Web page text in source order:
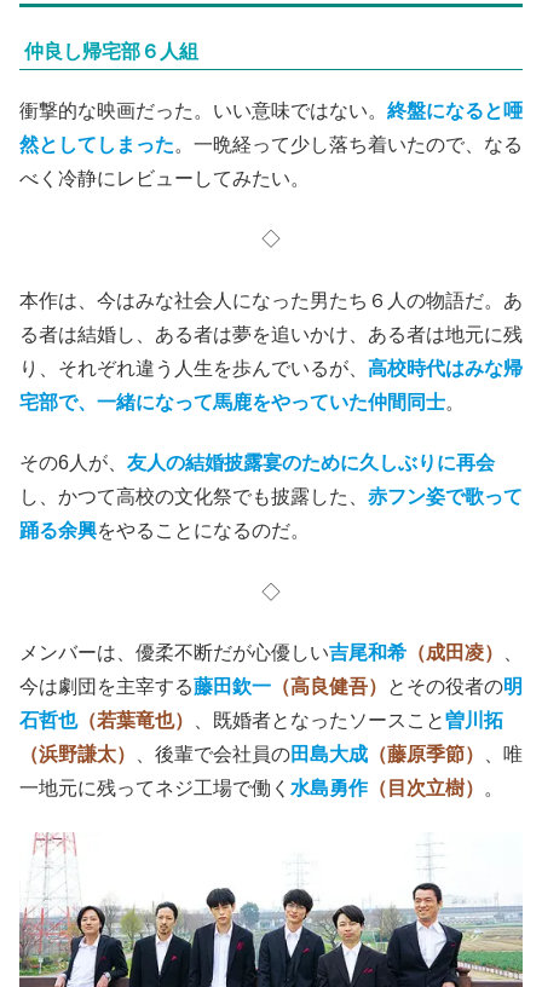
仲良し帰宅部６人組
衝撃的な映画だった。いい意味ではない。 終盤になると唖
然としてしまった。一晩経って少し落ち着いたので、なる
べく冷静にレビューしてみたい。
◇
本作は、今はみな社会人になった男たち６人の物語だ。あ
る者は結婚し、ある者は夢を追いかけ、ある者は地元に残
り、それぞれ違う人生を歩んでいるが、 高校時代はみな帰
宅部で、一緒になって馬鹿をやっていた仲間同士。
その6人が、 友人の結婚披露宴のために久しぶりに再会
し、かつて高校の文化祭でも披露した、 赤フン姿で歌って
踊る余興をやることになるのだ。
◇
メンバーは、優柔不断だが心優しい吉尾和希 （成田凌）
今は劇団を主宰する藤田欽一 （高良健吾） とその役者の明
石哲也（若葉竜也） 、既婚者となったソースこと曽川拓
（浜野謙太）
、後輩で会社員の田島大成 （藤原季節）
、唯
一地元に残ってネジ工場で働く 水島勇作（目次立樹） 。